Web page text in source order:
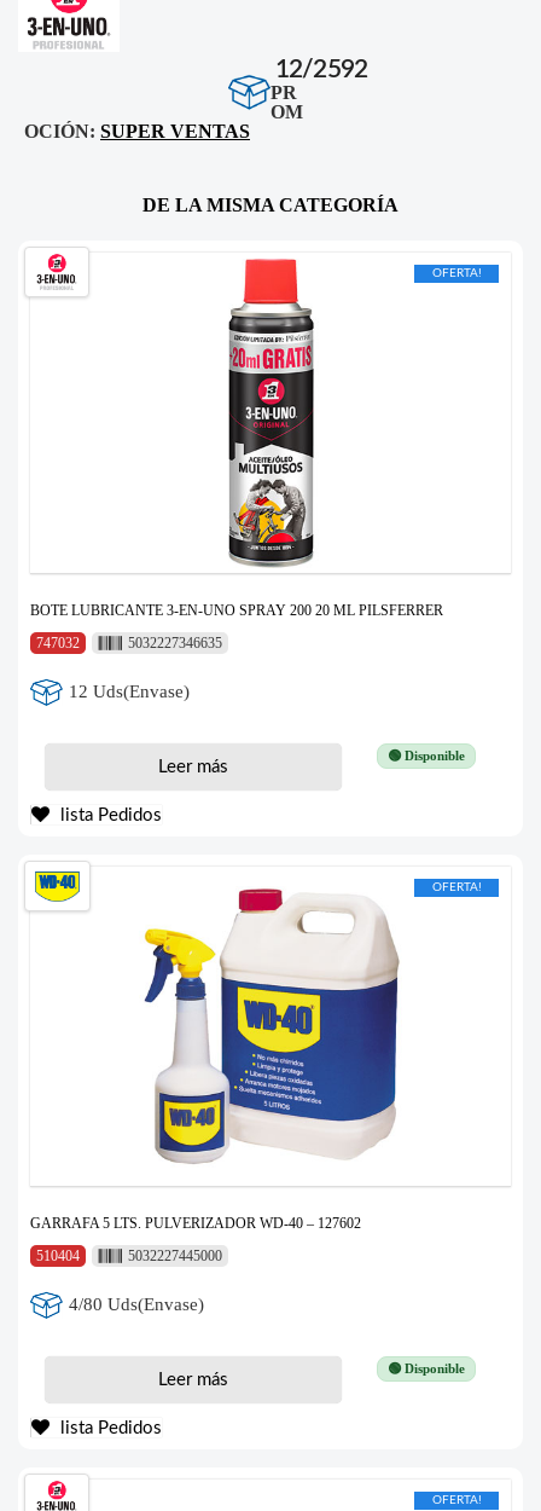
12/2592
PR
OM
OCIÓN: SUPER VENTAS
DE LA MISMA CATEGORÍA
OFERTA!
BOTE LUBRICANTE 3-EN-UNO SPRAY 200 20 ML PILSFERRER
747032
5032227346635
12 Uds(Envase)
🟢 Disponible
Leer más
lista Pedidos
OFERTA!
GARRAFA 5 LTS. PULVERIZADOR WD-40 – 127602
510404
5032227445000
4/80 Uds(Envase)
🟢 Disponible
Leer más
lista Pedidos
OFERTA!